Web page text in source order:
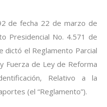
de fecha 22 de marzo de
Presidencial No. 4.571 de
dictó el Reglamento Parcial
Fuerza de Ley de Reforma
Relativo a la
(el “Reglamento”).